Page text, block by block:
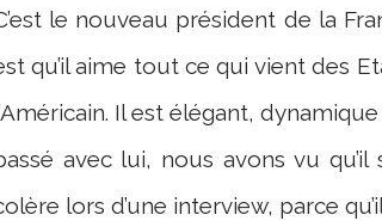
le nouveau président de la
qu’il aime tout ce qui vient des
Il est élégant,
avec lui, nous avons vu
lors d’une interview, parce